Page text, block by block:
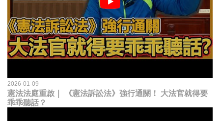
2026-01-09
憲法法庭重啟｜ 《憲法訴訟法》強行通關！ 大法官就得要
乖乖聽話？